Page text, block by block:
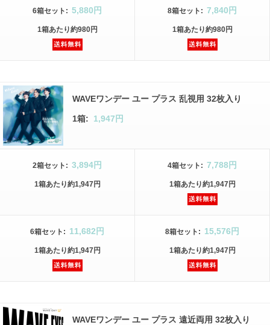
6箱セット : 5,880円
1箱あたり約980円
8箱セット : 7,840円
1箱あたり約980円
WAVEワンデー ユー プラス 乱視用 32枚入り
1箱: 1,947円
2箱セット : 3,894円
1箱あたり約1,947円
4箱セット : 7,788円
1箱あたり約1,947円
6箱セット : 11,682円
1箱あたり約1,947円
8箱セット : 15,576円
1箱あたり約1,947円
WAVEワンデー ユー プラス 遠近両用 32枚入り